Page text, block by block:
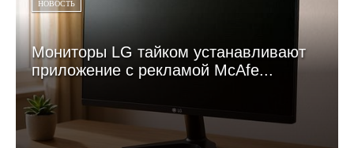
НОВОСТЬ
Мониторы LG тайком устанавливают
приложение с рекламой McAfe...